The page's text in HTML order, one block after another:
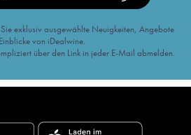
exklusiv ausgewählte Neuigkeiten, Angebote
von iDealwine.
über den Link in jeder E-Mail abmelden.